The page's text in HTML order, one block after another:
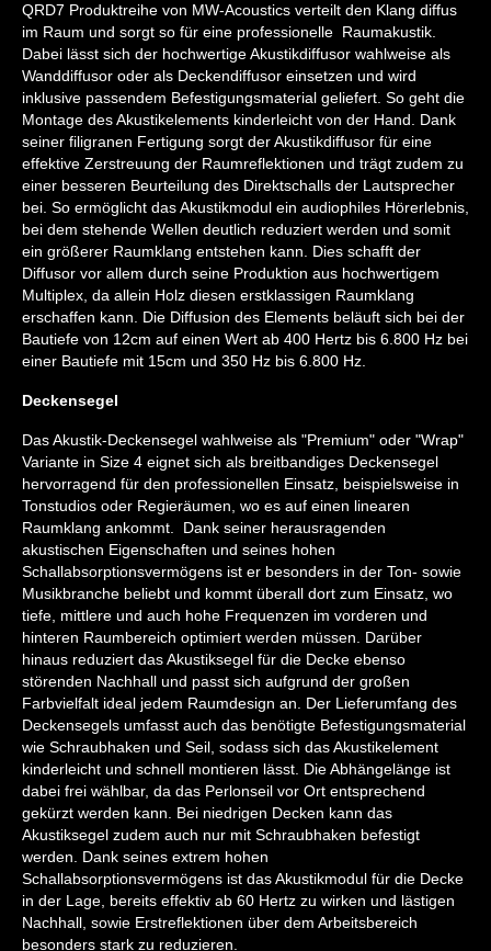
QRD7 Produktreihe von MW-Acoustics verteilt den Klang diffus
im Raum und sorgt so für eine professionelle Raumakustik.
Dabei lässt sich der hochwertige Akustikdiffusor wahlweise als
Wanddiffusor oder als Deckendiffusor einsetzen und wird
inklusive passendem Befestigungsmaterial geliefert. So geht die
Montage des Akustikelements kinderleicht von der Hand. Dank
seiner filigranen Fertigung sorgt der Akustikdiffusor für eine
effektive Zerstreuung der Raumreflektionen und trägt zudem zu
einer besseren Beurteilung des Direktschalls der Lautsprecher
bei. So ermöglicht das Akustikmodul ein audiophiles Hörerlebnis,
bei dem stehende Wellen deutlich reduziert werden und somit
ein größerer Raumklang entstehen kann. Dies schafft der
Diffusor vor allem durch seine Produktion aus hochwertigem
Multiplex, da allein Holz diesen erstklassigen Raumklang
erschaffen kann. Die Diffusion des Elements beläuft sich bei der
Bautiefe von 12cm auf einen Wert ab 400 Hertz bis 6.800 Hz bei
einer Bautiefe mit 15cm und 350 Hz bis 6.800 Hz.
Deckensegel
Das Akustik-Deckensegel wahlweise als "Premium" oder "Wrap"
Variante in Size 4 eignet sich als breitbandiges Deckensegel
hervorragend für den professionellen Einsatz, beispielsweise in
Tonstudios oder Regieräumen, wo es auf einen linearen
Raumklang ankommt. Dank seiner herausragenden
akustischen Eigenschaften und seines hohen
Schallabsorptionsvermögens ist er besonders in der Ton- sowie
Musikbranche beliebt und kommt überall dort zum Einsatz, wo
tiefe, mittlere und auch hohe Frequenzen im vorderen und
hinteren Raumbereich optimiert werden müssen. Darüber
hinaus reduziert das Akustiksegel für die Decke ebenso
störenden Nachhall und passt sich aufgrund der großen
Farbvielfalt ideal jedem Raumdesign an. Der Lieferumfang des
Deckensegels umfasst auch das benötigte Befestigungsmaterial
wie Schraubhaken und Seil, sodass sich das Akustikelement
kinderleicht und schnell montieren lässt. Die Abhängelänge ist
dabei frei wählbar, da das Perlonseil vor Ort entsprechend
gekürzt werden kann. Bei niedrigen Decken kann das
Akustiksegel zudem auch nur mit Schraubhaken befestigt
werden. Dank seines extrem hohen
Schallabsorptionsvermögens ist das Akustikmodul für die Decke
in der Lage, bereits effektiv ab 60 Hertz zu wirken und lästigen
Nachhall, sowie Erstreflektionen über dem Arbeitsbereich
besonders stark zu reduzieren.